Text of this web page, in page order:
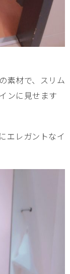
素材で、スリム
ンに見せます
エレガントなイ